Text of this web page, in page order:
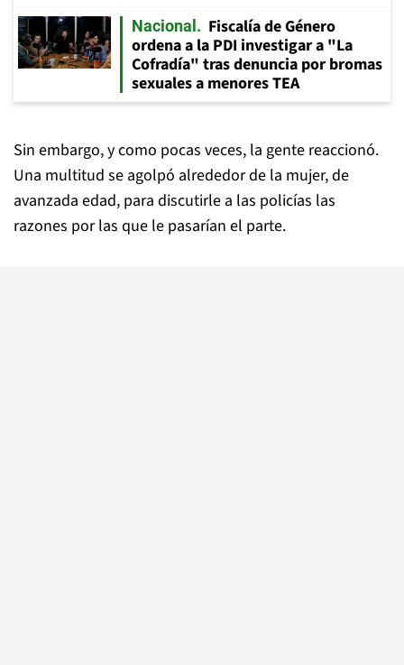
Nacional
Fiscalía de Género
ordena a la PDI investigar a "La
Cofradía" tras denuncia por bromas
sexuales a menores TEA
Sin embargo, y como pocas veces, la gente reaccionó.
Una multitud se agolpó alrededor de la mujer, de
avanzada edad, para discutirle a las policías las
razones por las que le pasarían el parte.